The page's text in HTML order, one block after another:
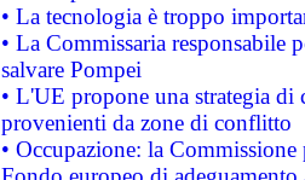
• La tecnologia è troppo
• La Commissaria responsabile
salvare Pompei
• L'UE propone una strategia
provenienti da zone di conflitto
• Occupazione: la